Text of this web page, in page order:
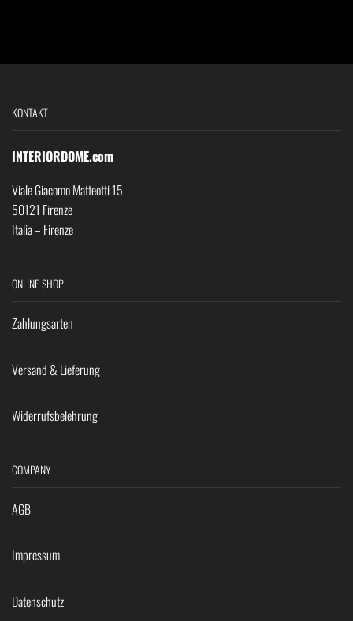
KONTAKT
INTERIORDOME.com
Viale Giacomo Matteotti 15
50121 Firenze
Italia – Firenze
ONLINE SHOP
Zahlungsarten
Versand & Lieferung
Widerrufsbelehrung
COMPANY
AGB
Impressum
Datenschutz